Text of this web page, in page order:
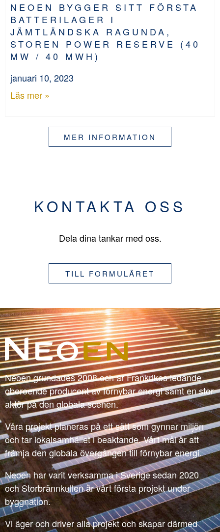
NEOEN BYGGER SITT FÖRSTA
BATTERILAGER I
JÄMTLÄNDSKA RAGUNDA,
STOREN POWER RESERVE (40
MW / 40 MWH)
januari 10, 2023
Läs mer »
MER INFORMATION
KONTAKTA OSS
Dela dina tankar med oss.
TILL FORMULÄRET
Neoen grundades 2008 och är Frankrikes ledande
oberoende producent av förnybar energi samt en stor
aktör på den globala scenen.
Våra projekt planeras på ett sätt som gynnar miljön
och tar lokalsamhället i beaktande. Vårt mål är att
främja den globala övergången till förnybar energi.
Neoen har varit verksamma i Sverige sedan 2020
och Storbrännkullen är vårt första projekt under
byggnation.
Vi äger och driver alla projekt och skapar därmed